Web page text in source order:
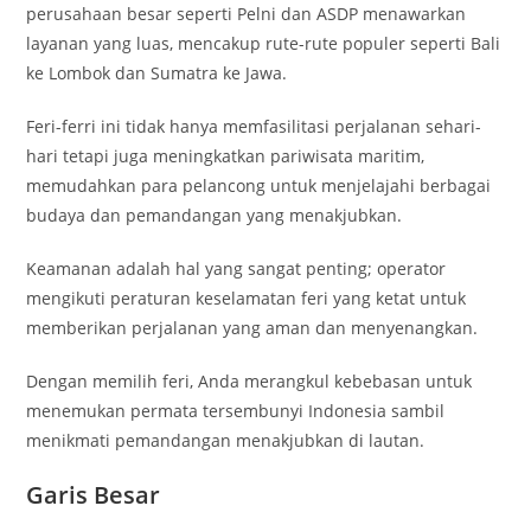
perusahaan besar seperti Pelni dan ASDP menawarkan
layanan yang luas, mencakup rute-rute populer seperti Bali
ke Lombok dan Sumatra ke Jawa.
Feri-ferri ini tidak hanya memfasilitasi perjalanan sehari-
hari tetapi juga meningkatkan pariwisata maritim,
memudahkan para pelancong untuk menjelajahi berbagai
budaya dan pemandangan yang menakjubkan.
Keamanan adalah hal yang sangat penting; operator
mengikuti peraturan keselamatan feri yang ketat untuk
memberikan perjalanan yang aman dan menyenangkan.
Dengan memilih feri, Anda merangkul kebebasan untuk
menemukan permata tersembunyi Indonesia sambil
menikmati pemandangan menakjubkan di lautan.
Garis Besar